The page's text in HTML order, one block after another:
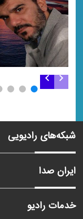
شبکه‌های رادیویی
ایران صدا
خدمات رادیو